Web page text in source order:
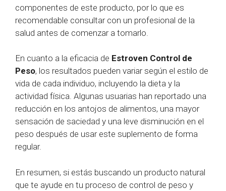
componentes de este producto, por lo que es
recomendable consultar con un profesional de la
salud antes de comenzar a tomarlo.
En cuanto a la eficacia de Estroven Control de
Peso, los resultados pueden variar según el estilo de
vida de cada individuo, incluyendo la dieta y la
actividad física. Algunas usuarias han reportado una
reducción en los antojos de alimentos, una mayor
sensación de saciedad y una leve disminución en el
peso después de usar este suplemento de forma
regular.
En resumen, si estás buscando un producto natural
que te ayude en tu proceso de control de peso y